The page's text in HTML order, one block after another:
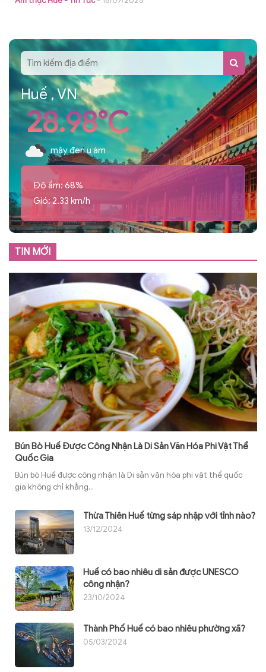
Huế , VN
28.98°C
mây đen u ám
Độ ẩm: 68%
Gió: 2.33 km/h
TIN MỚI
Bún Bò Huế Được Công Nhận Là Di Sản Văn Hóa Phi Vật Thể
Quốc Gia
Bún bò Huế được công nhận là Di sản văn hóa phi vật thể quốc
gia không chỉ khẳng...
Thừa Thiên Huế từng sáp nhập với tỉnh nào?
13/12/2024
Huế có bao nhiêu di sản được UNESCO
công nhận?
23/10/2024
Thành Phố Huế có bao nhiêu phường xã?
05/03/2024